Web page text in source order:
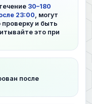
30–180
23:00 , могут
и быть
это при
после